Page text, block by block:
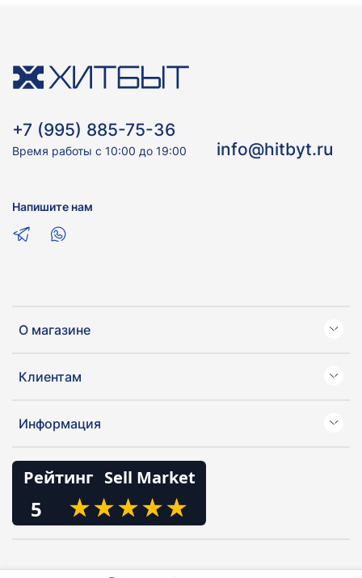
О магазине
Клиентам
Информация
Рейтинг Sell Market
5 ★
★★
★★
★★
★★
★
+7 (995) 885-75-36
Время работы с 10:00 до 19:00 info@hitbyt.ru
Напишите нам